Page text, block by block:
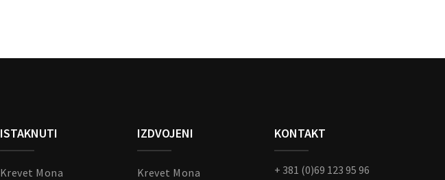
ISTAKNUTI
Krevet Mona
IZDVOJENI
Krevet Mona
KONTAKT
+ 381 (0)69 123 95 96